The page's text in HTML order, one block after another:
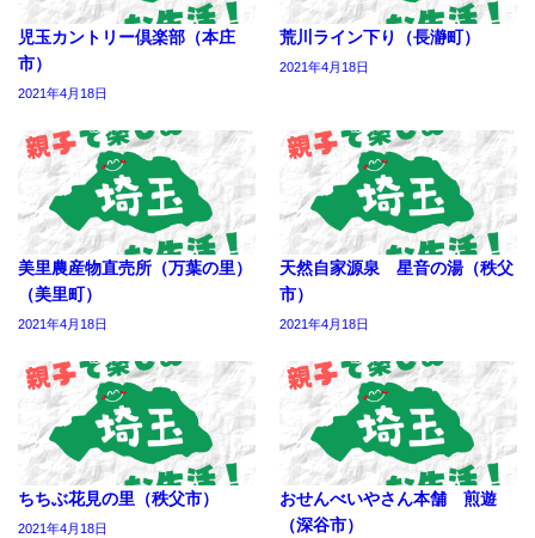
児玉カントリー倶楽部（本庄
市）
2021年4月18日
荒川ライン下り（長瀞町）
2021年4月18日
美里農産物直売所（万葉の里）
（美里町）
2021年4月18日
天然自家源泉 星音の湯（秩父
市）
2021年4月18日
ちちぶ花見の里（秩父市）
2021年4月18日
おせんべいやさん本舗 煎遊
（深谷市）